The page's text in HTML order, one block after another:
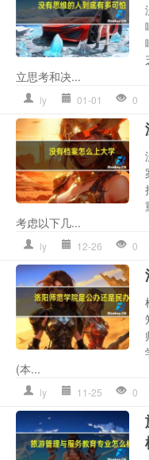
立思考和决...
ly 01-01 0
考虑以下几...
ly 12-26 0
(本...
ly 11-25 0